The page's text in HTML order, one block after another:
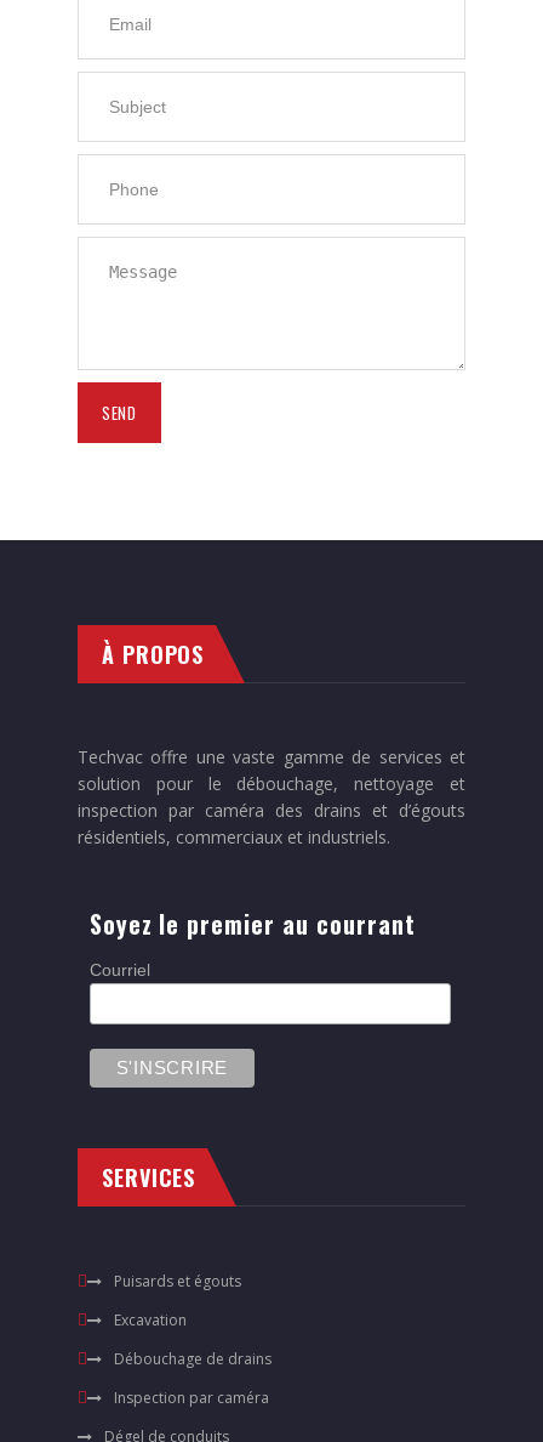
À PROPOS
Techvac offre une vaste gamme de services et
solution pour le débouchage, nettoyage et
inspection par caméra des drains et d’égouts
résidentiels, commerciaux et industriels.
Soyez le premier au courrant
Courriel
SERVICES
Puisards et égouts
Excavation
Débouchage de drains
Inspection par caméra
Dégel de conduits